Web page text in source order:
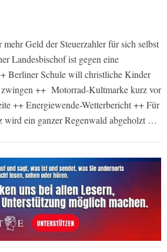
Geld der Steuerzahler für sich selbst
Landesbischof ist gegen eine
Berliner Schule will christliche Kinder
zwingen ++ Motorrad-Kultmarke kurz vor
++ Energiewende-Wetterbericht ++ Für
wird ein ganzer Regenwald abgeholzt …